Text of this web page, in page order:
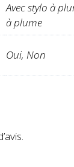
Avec stylo à
à plume
Oui, Non